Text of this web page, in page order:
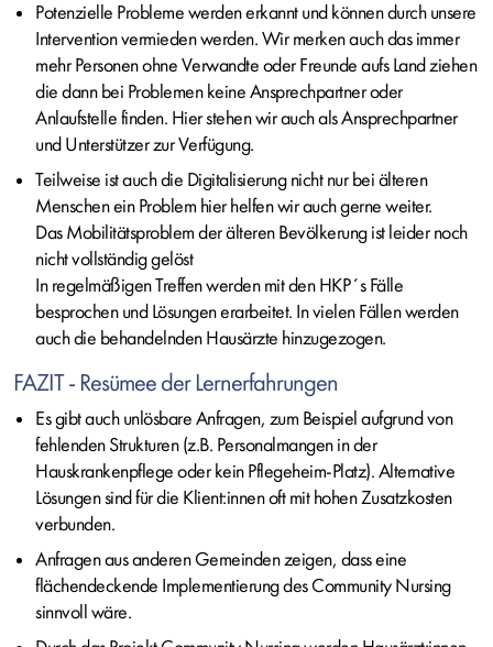
Potenzielle Probleme werden erkannt und können durch unsere
Intervention vermieden werden. Wir merken auch das immer
mehr Personen ohne Verwandte oder Freunde aufs Land ziehen
die dann bei Problemen keine Ansprechpartner oder
Anlaufstelle finden. Hier stehen wir auch als Ansprechpartner
und Unterstützer zur Verfügung.
Teilweise ist auch die Digitalisierung nicht nur bei älteren
Menschen ein Problem hier helfen wir auch gerne weiter.
Das Mobilitätsproblem der älteren Bevölkerung ist leider noch
nicht vollständig gelöst
In regelmäßigen Treffen werden mit den HKP´s Fälle
besprochen und Lösungen erarbeitet. In vielen Fällen werden
auch die behandelnden Hausärzte hinzugezogen.
FAZIT - Resümee der Lernerfahrungen
Es gibt auch unlösbare Anfragen, zum Beispiel aufgrund von
fehlenden Strukturen (z.B. Personalmangen in der
Hauskrankenpflege oder kein Pflegeheim-Platz). Alternative
Lösungen sind für die Klient:innen oft mit hohen Zusatzkosten
verbunden.
Anfragen aus anderen Gemeinden zeigen, dass eine
flächendeckende Implementierung des Community Nursing
sinnvoll wäre.